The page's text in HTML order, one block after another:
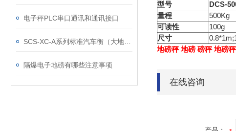
电子秤PLC串口通讯和通讯接口
隔爆电子地磅有哪些注意事项
型号
DCS-
量程
500Kg
可读性
100g
尺寸
地磅秤 地磅 磅秤 地磅
在线咨询